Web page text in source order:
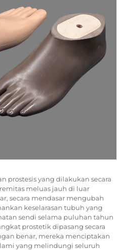
prostesis yang dilakukan secara
meluas jauh di luar
secara mendasar mengubah
keselarasan tubuh yang
sendi selama puluhan tahun
prostetik dipasang secara
benar, mereka menciptakan
yang melindungi seluruh